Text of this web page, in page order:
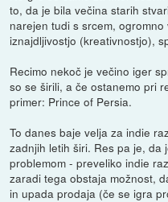
to, da je bila večina starih
narejen tudi s srcem,
iznajdljivostjo (kreativnostjo),
Recimo nekoč je večino iger
so se širili, a če ostanemo pri
primer: Prince of Persia.
To danes baje velja za indie
zadnjih letih širi. Res pa je, da
problemom - preveliko indie
zaradi tega obstaja možnost,
in upada prodaja (če se igra